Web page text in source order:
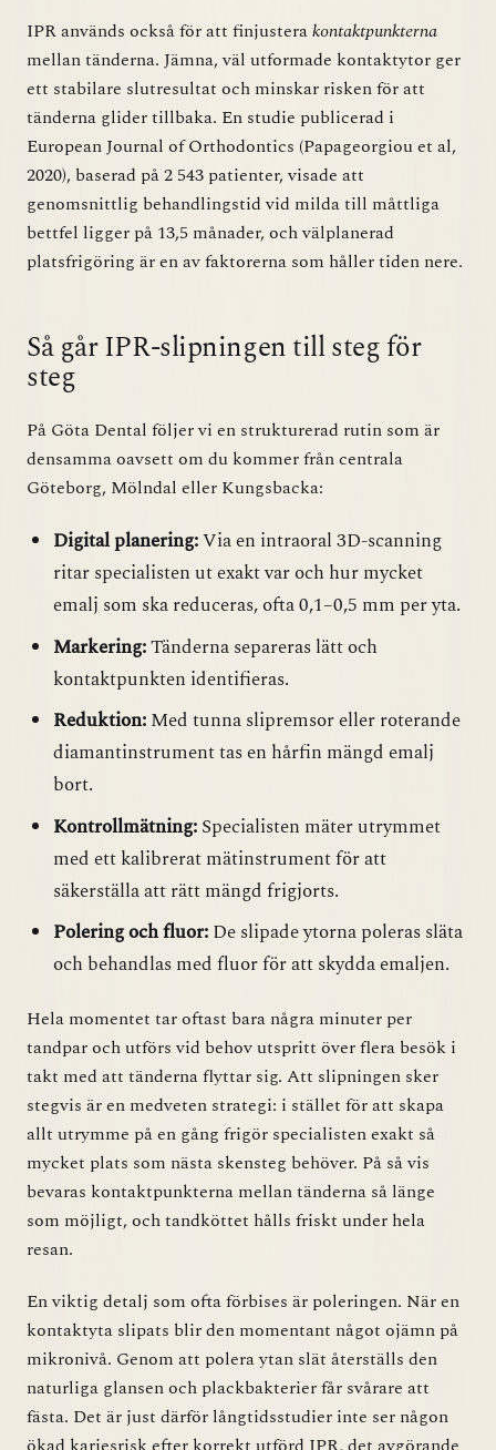
IPR används också för att finjusterakontaktpunkterna
mellan tänderna. Jämna, väl utformade kontaktytor ger
ett stabilare slutresultat och minskar risken för att
tänderna glider tillbaka. En studie publicerad i
European Journal of Orthodontics (Papageorgiou et al,
2020), baserad på 2 543 patienter, visade att
genomsnittlig behandlingstid vid milda till måttliga
bettfel ligger på 13,5 månader, och välplanerad
platsfrigöring är en av faktorerna som håller tiden nere.
Så går IPR-slipningen till steg för
steg
På Göta Dental följer vi en strukturerad rutin som är
densamma oavsett om du kommer från centrala
Göteborg, Mölndal eller Kungsbacka:
Digital planering:Via en intraoral 3D-scanning
ritar specialisten ut exakt var och hur mycket
emalj som ska reduceras, ofta 0,1–0,5 mm per yta.
Markering:Tänderna separeras lätt och
kontaktpunkten identifieras.
Reduktion:Med tunna slipremsor eller roterande
diamantinstrument tas en hårfin mängd emalj
bort.
Kontrollmätning:Specialisten mäter utrymmet
med ett kalibrerat mätinstrument för att
säkerställa att rätt mängd frigjorts.
Polering och fluor:De slipade ytorna poleras släta
och behandlas med fluor för att skydda emaljen.
Hela momentet tar oftast bara några minuter per
tandpar och utförs vid behov utspritt över flera besök i
takt med att tänderna flyttar sig. Att slipningen sker
stegvis är en medveten strategi: i stället för att skapa
allt utrymme på en gång frigör specialisten exakt så
mycket plats som nästa skensteg behöver. På så vis
bevaras kontaktpunkterna mellan tänderna så länge
som möjligt, och tandköttet hålls friskt under hela
resan.
En viktig detalj som ofta förbises är poleringen. När en
kontaktyta slipats blir den momentant något ojämn på
mikronivå. Genom att polera ytan slät återställs den
naturliga glansen och plackbakterier får svårare att
fästa. Det är just därför långtidsstudier inte ser någon